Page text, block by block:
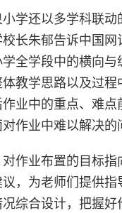
学还以多学科联
长朱郁告诉中国
全学段中的横向与
教学思路以及过
业中的重点、难
作业中难以解决的
作业布置的目标
，为老师们提供
综合设计，把握